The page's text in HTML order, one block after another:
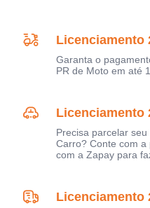
Licenciamento
Garanta o
PR de Moto em até
Licenciamento
Precisa parcelar
Carro? Conte com
com a Zapay para
Licenciamento